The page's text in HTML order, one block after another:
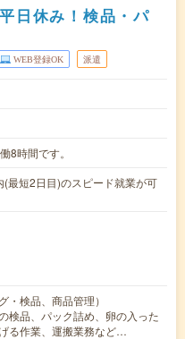
日休み！検品・パ
WEB登録OK 派遣
8時間です。
最短2日目)のスピード就業が可
・検品、商品管理）
検品、パック詰め、卵の入った
る作業、運搬業務など…